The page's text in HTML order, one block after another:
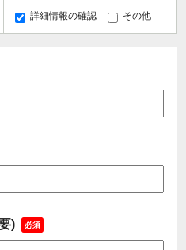
詳細情報の確認 その他
) 必須